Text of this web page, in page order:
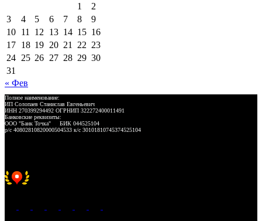
1
2
3
4 5 6 7 8
9
10 11 12 13 14 15 16
17 18 19 20 21 22 23
24 25 26 27 28 29 30
31
« Фев
Полное наименование:
ИП Солопаев Станислав Евгеньевич
ИНН 270399294492 ОГРНИП 322272400011491
Банковские реквизиты:
ООО "Банк Точка" БИК 044525104
р/с 40802810820000504533 к/с 30101810745374525104